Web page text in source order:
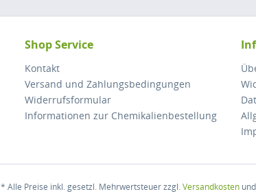
Shop Service
Kontakt
Versand und Zahlungsbedingungen
Widerrufsformular
Informationen zur Chemikalienbestellung
* Alle Preise inkl. gesetzl. Mehrwertsteuer zzgl.Versandkostenund